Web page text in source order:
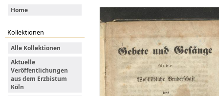
Home
Kollektionen
Alle Kollektionen
Aktuelle
Veröffentlichungen
aus dem Erzbistum
Köln